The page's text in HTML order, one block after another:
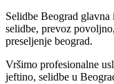
Selidbe Beograd glavna
selidbe, prevoz
preseljenje beograd.
Vršimo profesionalne
jeftino, selidbe u